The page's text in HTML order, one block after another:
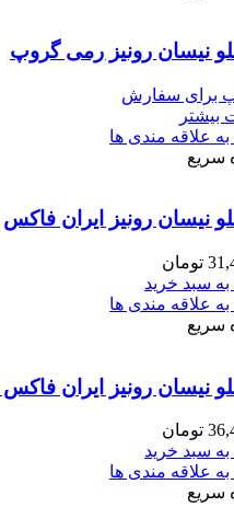
نیسان رونیز رمی گروپ
برای سفارش
بیشتر
به علاقه مندی ها
سریع
نیسان رونیز ایران فاکس
تومان
به سبد خرید
به علاقه مندی ها
سریع
نیسان رونیز ایران فاکس
تومان
به سبد خرید
به علاقه مندی ها
سریع